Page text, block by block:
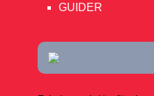
GUIDER